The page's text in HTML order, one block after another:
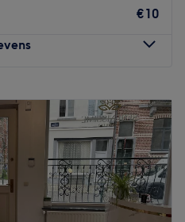
avec votre
venue
€10
10:00–19:00
10:00–19:00
10:00 –19:00
10:00–19:00
10:00–19:00
Gesloten